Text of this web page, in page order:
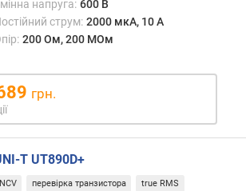
напруга: 600 В
струм: 2000 мкА, 10 А
200 Ом, 200 МОм
грн.
T UT890D+
NCV перевірка транзистора true RMS